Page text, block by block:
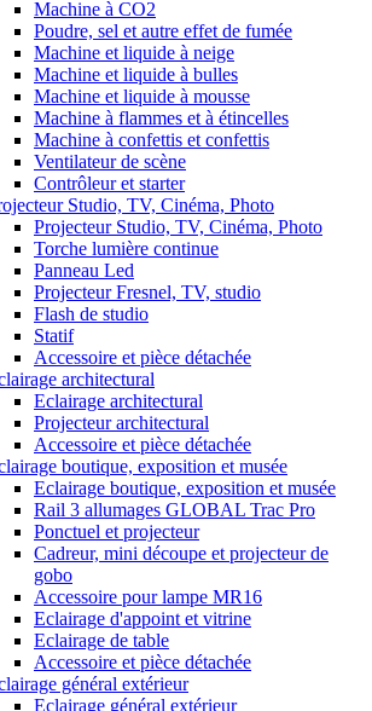
Machine à CO2
Poudre, sel et autre effet de fumée
Machine et liquide à neige
Machine et liquide à bulles
Machine et liquide à mousse
Machine à flammes et à étincelles
Machine à confettis et confettis
Ventilateur de scène
Contrôleur et starter
Studio, TV, Cinéma, Photo
Projecteur Studio, TV, Cinéma, Photo
Torche lumière continue
Panneau Led
Projecteur Fresnel, TV, studio
Flash de studio
Statif
Accessoire et pièce détachée
architectural
Eclairage architectural
Projecteur architectural
Accessoire et pièce détachée
boutique, exposition et musée
Eclairage boutique, exposition et musée
Rail 3 allumages GLOBAL Trac Pro
Ponctuel et projecteur
Cadreur, mini découpe et projecteur de
gobo
Accessoire pour lampe MR16
Eclairage d'appoint et vitrine
Eclairage de table
Accessoire et pièce détachée
général extérieur
Eclairage général extérieur